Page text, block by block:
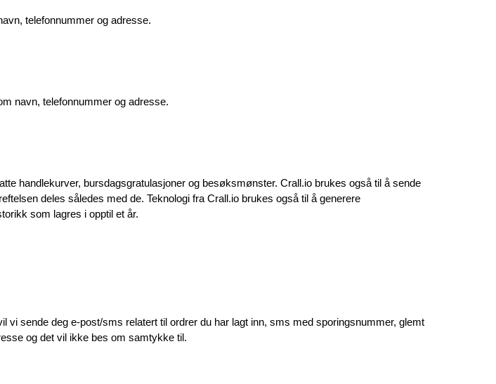
telefonnummer og adresse.
navn, telefonnummer og adresse.
handlekurver, bursdagsgratulasjoner og besøksmønster. Crall.io brukes også til å sende
deles således med de. Teknologi fra Crall.io brukes også til å generere
som lagres i opptil et år.
sende deg e-post/sms relatert til ordrer du har lagt inn, sms med sporingsnummer, glemt
og det vil ikke bes om samtykke til.